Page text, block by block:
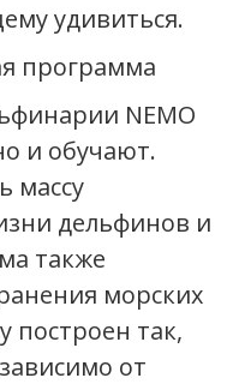
удивиться.
программа
NEMO
и обучают.
массу
дельфинов и
также
морских
построен так,
от